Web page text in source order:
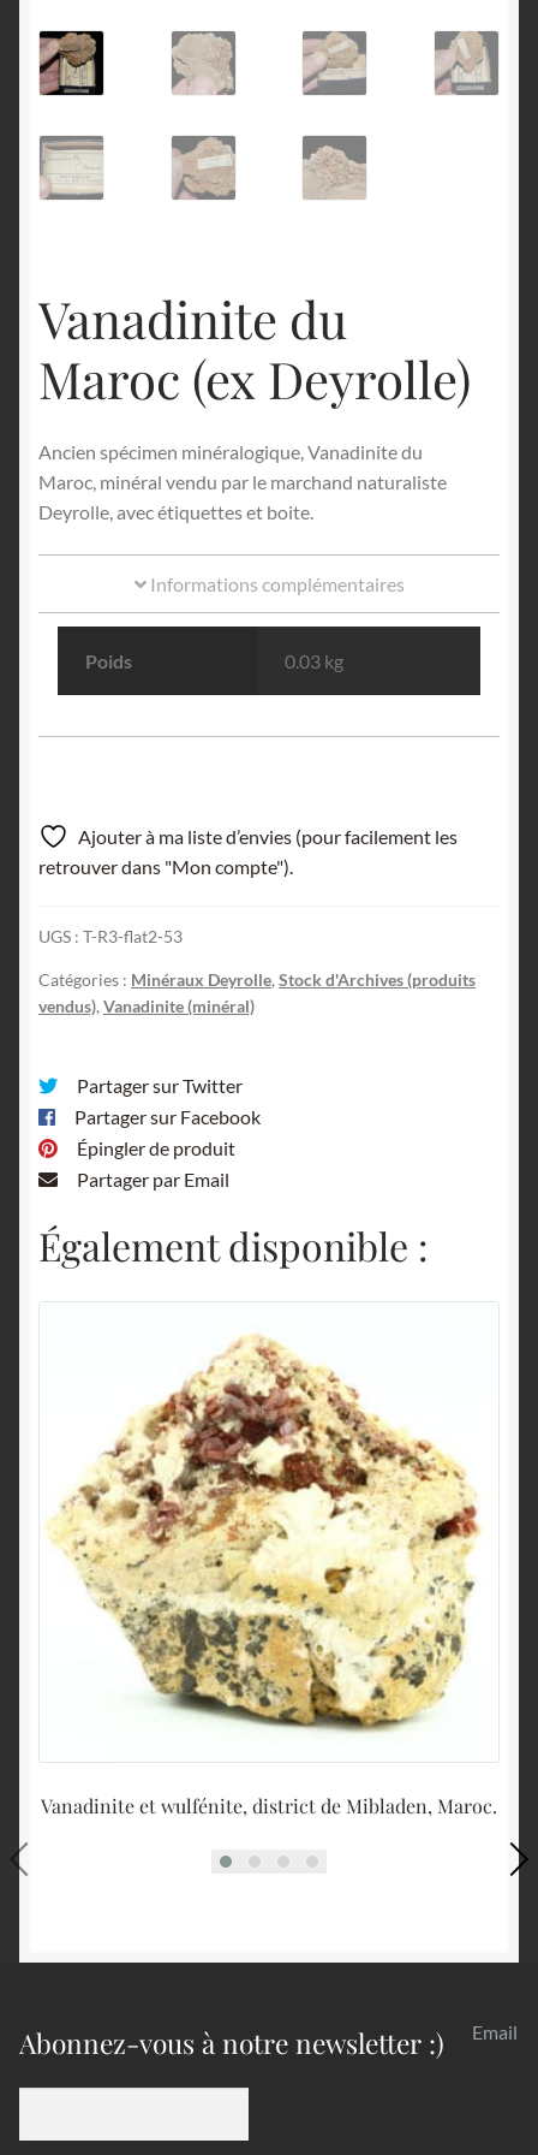
Vanadinite du
Maroc (ex Deyrolle)
Ancien spécimen minéralogique, Vanadinite du
Maroc, minéral vendu par le marchand naturaliste
Deyrolle, avec étiquettes et boite.
Informations complémentaires
Poids 0.03 kg
Ajouter à ma liste d’envies (pour facilement les
retrouver dans "Mon compte").
UGS : T-R3-flat2-53
Catégories : Minéraux Deyrolle, Stock d'Archives (produits
vendus), Vanadinite (minéral)
Partager sur Twitter
Partager sur Facebook
Épingler de produit
Partager par Email
Également disponible :
Vanadinite et wulfénite, district de Mibladen, Maroc.
Abonnez-vous à notre newsletter :) Email